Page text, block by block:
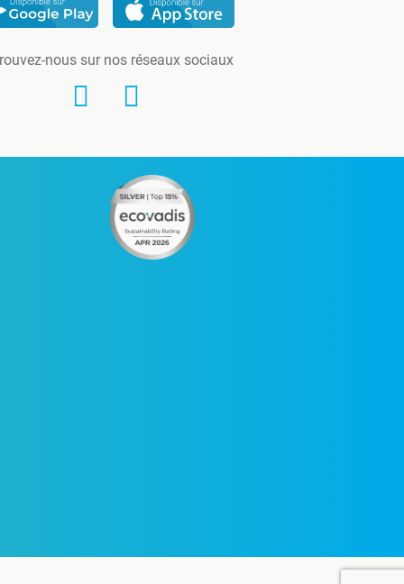
nous sur nos réseaux sociaux